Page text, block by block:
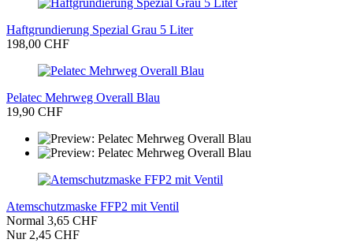
Haftgrundierung Spezial Grau 5 Liter
198,00 CHF
Pelatec Mehrweg Overall Blau
19,90 CHF
Atemschutzmaske FFP2 mit Ventil
Normal 3,65 CHF
Nur 2,45 CHF